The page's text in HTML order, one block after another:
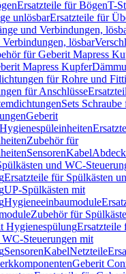
Ersatzteile für BögenT-
unlösbarErsatzteile für
und Verbindungen,
lösbar
für Geberit Mapress
Mapress Kupfer
für Rohre und
für Anschlüsse
Sets Schraube
Geberit
Hygienespüleinheiten
Zubehör für
SensorenKabel
und WC-
Ersatzteile für Spülkästen
UP-Spülkästen mit
Hygieneeinbaumodule
Zubehör für
HygienespülungErsatzteile
Steuerungen mit
SensorenKabelNetzteile
Geberit